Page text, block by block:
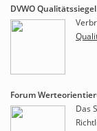
DVWO Qualitätssiegel
Forum
Das